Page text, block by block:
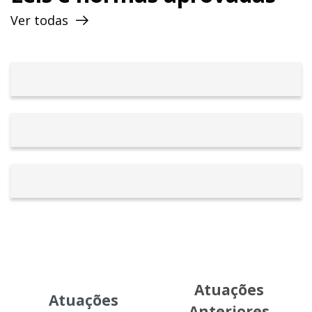
categoria, seja ela da iniciativa pública ou
Social Democrático e mais uma vez tentou
dessa vez. Novamente, Jorge não desistiu e
Ver todas
Atuações
Atuações